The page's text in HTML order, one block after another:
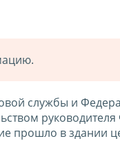
службы и
прошло в здании